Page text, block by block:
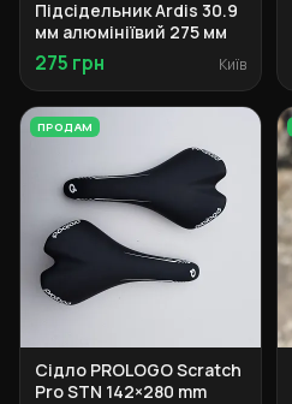
Підсідельник Ardis 30.9
мм алюмініївий 275 мм
275 грн Київ
ПРОДАМ
Сідло PROLOGO Scratch
Pro STN 142×280 mm